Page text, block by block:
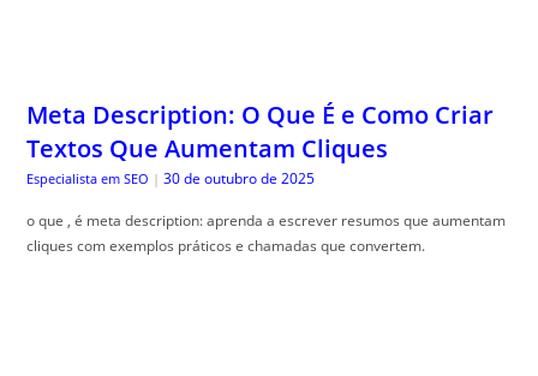
Meta Description: O Que É e Como Criar
Textos Que Aumentam Cliques
Especialista em SEO | 30 de outubro de 2025
o que , é meta description: aprenda a escrever resumos que aumentam
cliques com exemplos práticos e chamadas que convertem.